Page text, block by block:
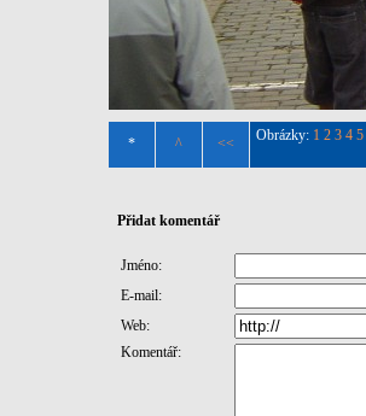
* ^ << Obrázky: 1 2 3 4 5
Přidat komentář
Jméno:
E-mail:
Web:
Komentář: